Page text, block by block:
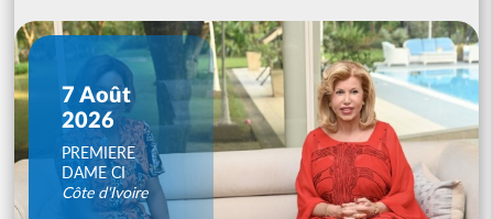
7 Août
2026
PREMIERE
DAME CI
Côte d'Ivoire